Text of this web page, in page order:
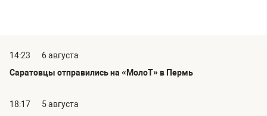
14:23
6 августа
Саратовцы отправились на «МолоТ» в Пермь
18:17
5 августа